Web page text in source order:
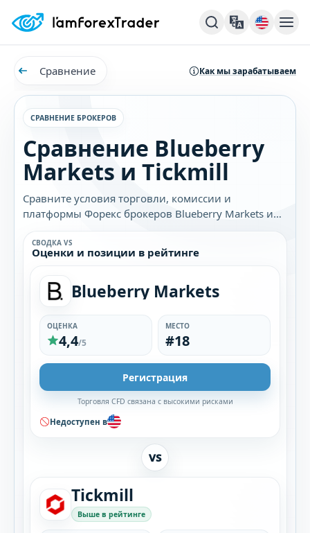
Сравнение Как мы зарабатываем
СРАВНЕНИЕ БРОКЕРОВ
Сравнение Blueberry
Markets и Tickmill
Сравните условия торговли, комиссии и
платформы Форекс брокеров Blueberry Markets и
Tickmill. Узнайте, какой брокер лучше подходит
именно вам.
СВОДКА VS
Оценки и позиции в рейтинге
Blueberry Markets
ОЦЕНКА
4,4/5
МЕСТО
#18
Регистрация
Торговля CFD связана с высокими рисками
Недоступен в
VS
Tickmill
Выше в рейтинге